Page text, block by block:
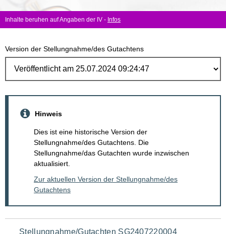
Inhalte beruhen auf Angaben der IV - Infos
Version der Stellungnahme/des Gutachtens
Hinweis
Dies ist eine historische Version der
Stellungnahme/des Gutachtens. Die
Stellungnahme/das Gutachten wurde inzwischen
aktualisiert.
Zur aktuellen Version der Stellungnahme/des
Gutachtens
Navigation
Stellungnahme/Gutachten SG2407220004